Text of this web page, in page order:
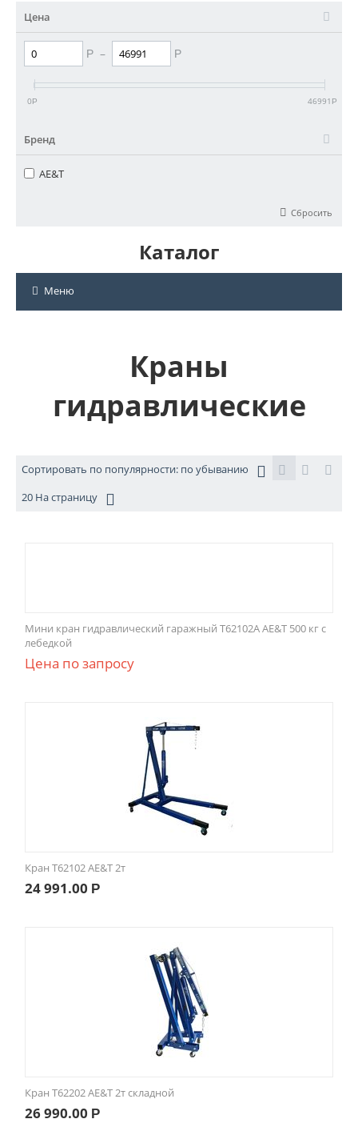
Цена
Р – Р
0Р 46991 Р
Бренд
AE&T
Сбросить
Каталог
Меню
Краны
гидравлические
Сортировать по популярности: по убыванию
20 На страницу
Мини кран гидравлический гаражный Т62102A AE&T 500 кг с
лебедкой
Цена по запросу
Кран Т62102 AE&T 2т
24 991.00 Р
Кран Т62202 AE&T 2т складной
26 990.00 Р